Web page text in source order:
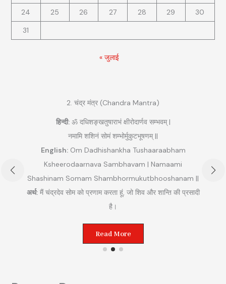
24
25 26 27 28 29
30
31
« जुलाई
2. चंद्र मंत्र (Chandra Mantra)
हिन्दी:ॐ दधिशङ्खतुषाराभं क्षीरोदार्णव सम्भवम् |
नमामि शशिनं सोमं शम्भोर्मुकुटभूषणम् ||
English:Om Dadhishankha Tushaaraabham
Ksheerodaarnava Sambhavam | Namaami
Shashinam Somam Shambhormukutbhooshanam ||
अर्थ:मैं चंद्रदेव सोम को प्रणाम करता हूं, जो शिव और शान्ति की प्रसादी
है।
Read More